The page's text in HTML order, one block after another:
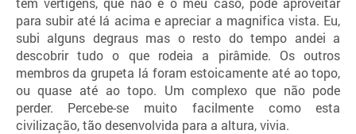
para subir até lá acima e apreciar a magnifica vista. Eu,
subi alguns degraus mas o resto do tempo andei a
descobrir tudo o que rodeia a pirâmide. Os outros
membros da grupeta lá foram estoicamente até ao topo,
ou quase até ao topo. Um complexo que não pode
perder. Percebe-se muito facilmente como esta
civilização, tão desenvolvida para a altura, vivia.